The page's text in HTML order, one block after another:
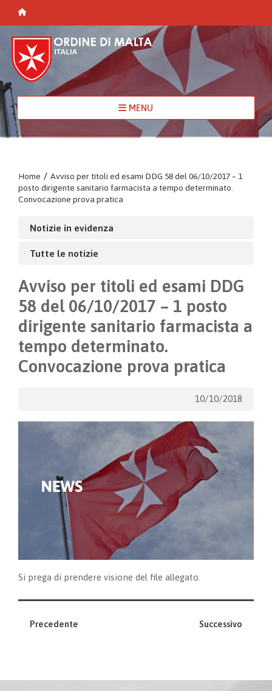
MENU
Home / Avviso per titoli ed esami DDG 58 del 06/10/2017 – 1
posto dirigente sanitario farmacista a tempo determinato.
Convocazione prova pratica
Notizie in evidenza
Tutte le notizie
Avviso per titoli ed esami DDG
58 del 06/10/2017 – 1 posto
dirigente sanitario farmacista a
tempo determinato.
Convocazione prova pratica
10/10/2018
Si prega di prendere visione del file allegato.
Precedente Successivo